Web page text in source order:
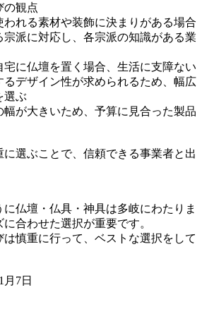
の観点
れる素材や装飾に決まりがある場合
宗派に対応し、各宗派の知識がある業
に仏壇を置く場合、生活に支障ない
るデザイン性が求められるため、幅広
選ぶ
が大きいため、予算に見合った製品
に選ぶことで、信頼できる事業者と出
仏壇・仏具・神具は多岐にわたりま
合わせた選択が重要です。
慎重に行って、ベストな選択をして
7日